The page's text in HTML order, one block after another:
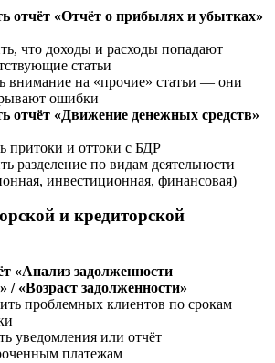
отчёт «Отчёт о прибылях и убытках»
что доходы и расходы попадают
статьи
внимание на «прочие» статьи — они
ошибки
отчёт «Движение денежных средств»
притоки и оттоки с БДР
разделение по видам деятельности
инвестиционная, финансовая)
и кредиторской
«Анализ задолженности
/ «Возраст задолженности»
проблемных клиентов по срокам
уведомления или отчёт
платежам